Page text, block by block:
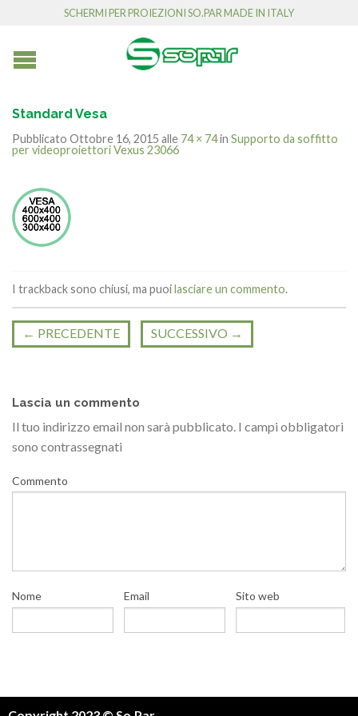
SCHERMI PER PROIEZIONI SO.PAR MADE IN ITALY
Standard Vesa
Pubblicato Ottobre 16, 2015 alle 74 × 74in Supporto da soffitto
per videoproiettori Vexus 23066
I trackback sono chiusi, ma puoilasciare un commento.
← PRECEDENTE SUCCESSIVO →
Lascia un commento
Il tuo indirizzo email non sarà pubblicato. I campi obbligatori
sono contrassegnati
Commento
Nome Email Sito web